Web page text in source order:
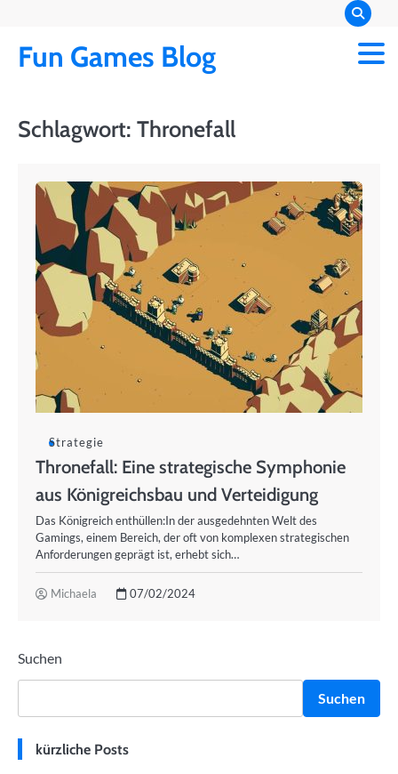
content
Fun Games Blog
Schlagwort: Thronefall
Strategie
Thronefall: Eine strategische Symphonie
aus Königreichsbau und Verteidigung
Das Königreich enthüllen:In der ausgedehnten Welt des
Gamings, einem Bereich, der oft von komplexen strategischen
Anforderungen geprägt ist, erhebt sich…
Michaela 07/02/2024
Suchen
Suchen
kürzliche Posts